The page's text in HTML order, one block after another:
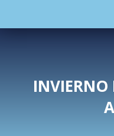
INVIERNO